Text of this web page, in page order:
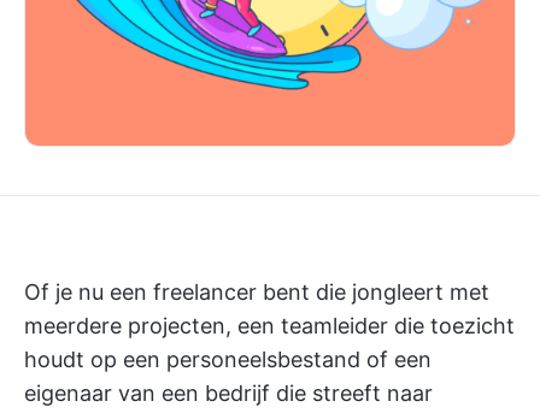
Of je nu een freelancer bent die jongleert met
meerdere projecten, een teamleider die toezicht
houdt op een personeelsbestand of een
eigenaar van een bedrijf die streeft naar